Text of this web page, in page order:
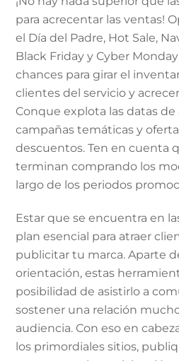
para acrecentar las ventas!
el Día del Padre, Hot Sale,
Black Friday y Cyber
chances para girar el
clientes del servicio y
Conque explota las datas
campañas temáticas y
descuentos. Ten en cuenta
terminan comprando los
largo de los periodos
Estar que se encuentra en
plan esencial para atraer
publicitar tu marca. Aparte
orientación, estas
posibilidad de asistirlo a
sostener una relación
audiencia. Con eso en
los primordiales sitios,